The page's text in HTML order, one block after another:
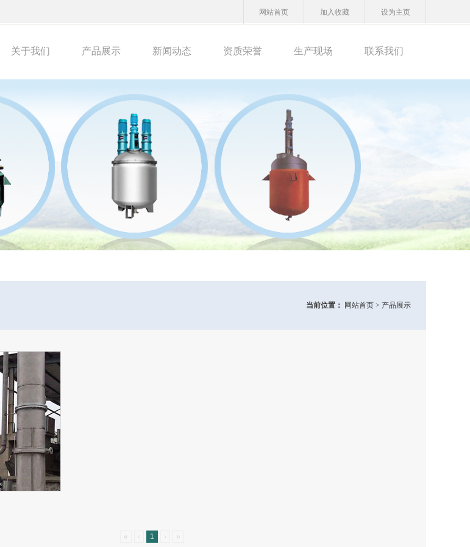
网站首页 加入收藏 设为主页
关于我们 产品展示 新闻动态 资质荣誉 生产现场 联系我们
当前位置： 网站首页 > 产品展示
« 1 »